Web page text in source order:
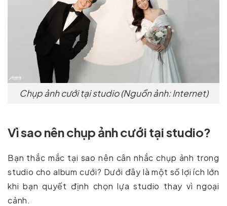
Chụp ảnh cưới tại studio (Nguồn ảnh: Internet)
Vì sao nên chụp ảnh cưới tại studio?
Bạn thắc mắc tại sao nên cân nhắc chụp ảnh trong
studio cho album cưới? Dưới đây là một số lợi ích lớn
khi bạn quyết định chọn lựa studio thay vì ngoại
cảnh.